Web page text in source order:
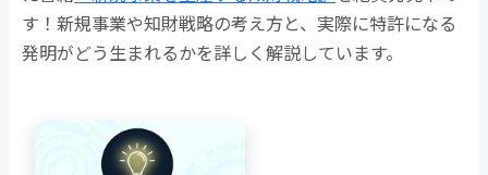
す！新規事業や知財戦略の考え方と、実際に特許になる
発明がどう生まれるかを詳しく解説しています。